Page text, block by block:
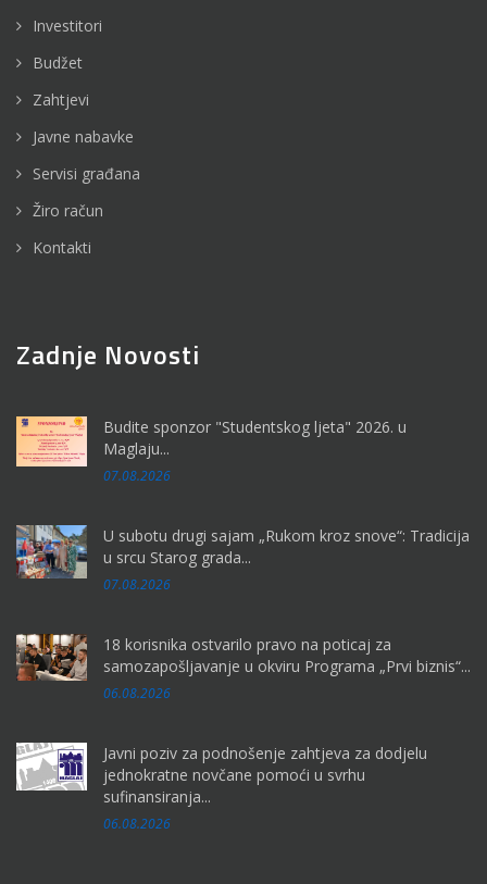
Investitori
Budžet
Zahtjevi
Javne nabavke
Servisi građana
Žiro račun
Kontakti
Zadnje Novosti
Budite sponzor "Studentskog ljeta" 2026. u
Maglaju...
07.08.2026
U subotu drugi sajam „Rukom kroz snove“: Tradicija
u srcu Starog grada...
07.08.2026
18 korisnika ostvarilo pravo na poticaj za
samozapošljavanje u okviru Programa „Prvi biznis“...
06.08.2026
Javni poziv za podnošenje zahtjeva za dodjelu
jednokratne novčane pomoći u svrhu
sufinansiranja...
06.08.2026